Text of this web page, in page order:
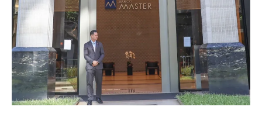
com
determinação
ao
Banco
Central
sobre
Banco
Master